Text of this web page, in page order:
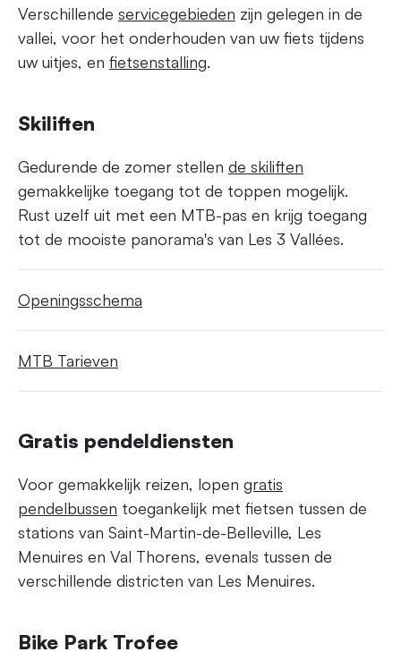
Verschillende servicegebieden zijn gelegen in de
vallei, voor het onderhouden van uw fiets tijdens
uw uitjes, en fietsenstalling.
Skiliften
Gedurende de zomer stellen de skiliften
gemakkelijke toegang tot de toppen mogelijk.
Rust uzelf uit met een MTB-pas en krijg toegang
tot de mooiste panorama's van Les 3 Vallées.
Openingsschema
MTB Tarieven
Gratis pendeldiensten
Voor gemakkelijk reizen, lopen gratis
pendelbussen toegankelijk met fietsen tussen de
stations van Saint-Martin-de-Belleville, Les
Menuires en Val Thorens, evenals tussen de
verschillende districten van Les Menuires.
Bike Park Trofee